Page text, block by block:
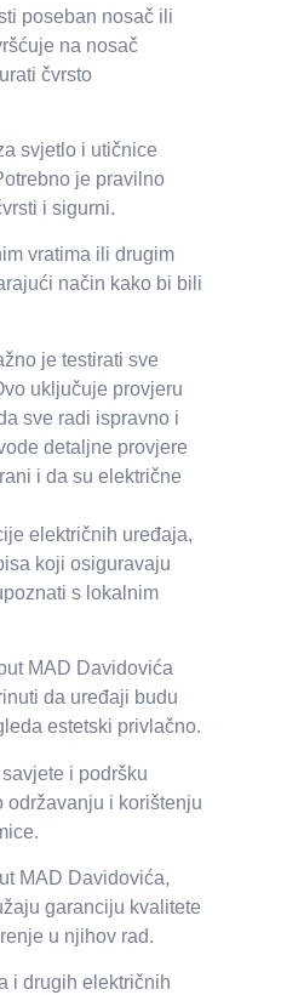
poseban nosač ili
na nosač
čvrsto
svjetlo i utičnice
je pravilno
i sigurni.
vratima ili drugim
način kako bi bili
je testirati sve
uključuje provjeru
sve radi ispravno i
detaljne provjere
i da su električne
električnih uređaja,
koji osiguravaju
s lokalnim
MAD Davidovića
da uređaji budu
estetski privlačno.
i podršku
održavanju i korištenju
MAD Davidovića,
garanciju kvalitete
u njihov rad.
i drugih električnih